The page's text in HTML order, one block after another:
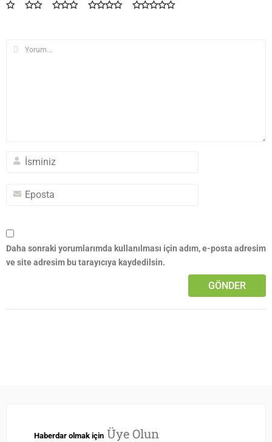
Daha sonraki yorumlarımda kullanılması için adım, e-posta adresim
ve site adresim bu tarayıcıya kaydedilsin.
Haberdar olmak için Üye Olun